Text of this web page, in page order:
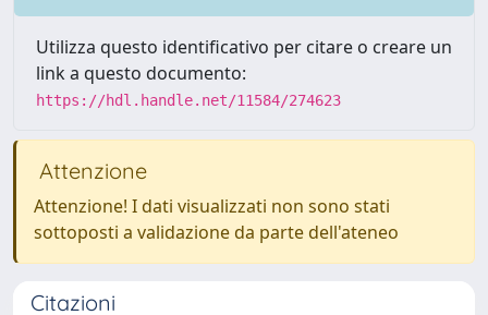
Utilizza questo identificativo per citare o creare un
link a questo documento:
https://hdl.handle.net/11584/274623
Attenzione
Attenzione! I dati visualizzati non sono stati
sottoposti a validazione da parte dell'ateneo
Citazioni